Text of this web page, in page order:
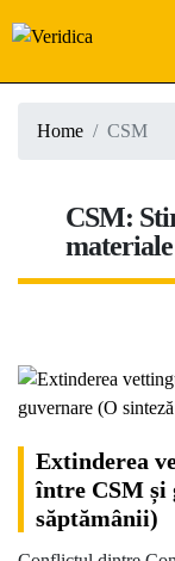
Home CSM
CSM:
Extinderea
între CSM și
săptămânii)